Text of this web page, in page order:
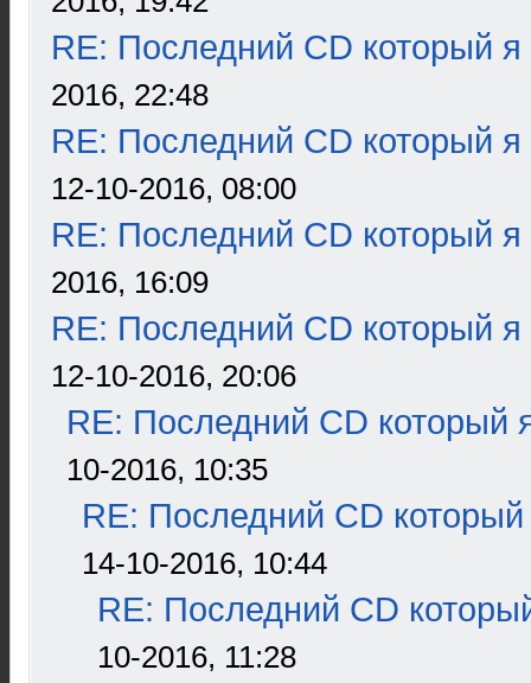
RE: Последний CD который я
2016, 22:48
RE: Последний CD который я
12-10-2016, 08:00
RE: Последний CD который я
2016, 16:09
RE: Последний CD который я
12-10-2016, 20:06
RE: Последний CD который
10-2016, 10:35
RE: Последний CD который
14-10-2016, 10:44
RE: Последний CD
10-2016, 11:28